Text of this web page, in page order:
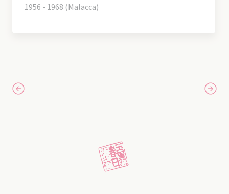
1956 - 1968 (Malacca)